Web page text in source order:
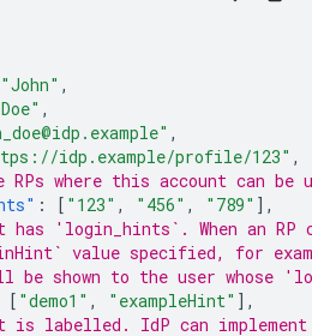
"John" ,
,
,
idp.example/profile/123" ,
where this account can be
: [ "123" , "456" , "789" ],
has 'login_hints`. When an
value specified, for
be shown to the user whose
[ "demo1" , "exampleHint" ],
is labelled. IdP can